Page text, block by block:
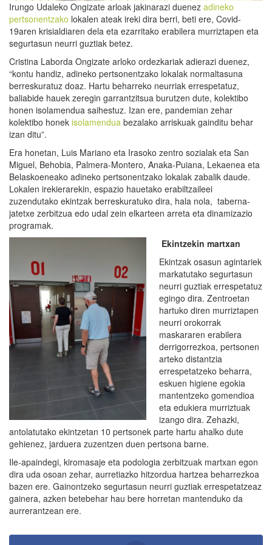
Irungo Udaleko Ongizate arloak jakinarazi duenez adineko
pertsonentzako lokalen ateak ireki dira berri, beti ere, Covid-
19aren krisialdiaren dela eta ezarritako erabilera murriztapen eta
segurtasun neurri guztiak betez.
Cristina Laborda Ongizate arloko ordezkariak adierazi duenez,
“kontu handiz, adineko pertsonentzako lokalak normaltasuna
berreskuratuz doaz. Hartu beharreko neurriak errespetatuz,
baliabide hauek zeregin garrantzitsua burutzen dute, kolektibo
honen isolamendua saihestuz. Izan ere, pandemian zehar
kolektibo honek isolamendua bezalako arriskuak gainditu behar
izan ditu”.
Era honetan, Luis Mariano eta Irasoko zentro sozialak eta San
Miguel, Behobia, Palmera-Montero, Anaka-Puiana, Lekaenea eta
Belaskoeneako adineko pertsonentzako lokalak zabalik daude.
Lokalen irekierarekin, espazio hauetako erabiltzaileei
zuzendutako ekintzak berreskuratuko dira, hala nola, taberna-
jatetxe zerbitzua edo udal zein elkarteen arreta eta dinamizazio
programak.
Ekintzekin martxan
Ekintzak osasun agintariek
markatutako segurtasun
neurri guztiak errespetatuz
egingo dira. Zentroetan
hartuko diren murriztapen
neurri orokorrak
maskararen erabilera
derrigorrezkoa, pertsonen
arteko distantzia
errespetatzeko beharra,
eskuen higiene egokia
mantentzeko gomendioa
eta edukiera murriztuak
izango dira. Zehazki,
antolatutako ekintzetan 10 pertsonek parte hartu ahalko dute
gehienez, jarduera zuzentzen duen pertsona barne.
Ile-apaindegi, kiromasaje eta podologia zerbitzuak martxan egon
dira uda osoan zehar, aurretiazko hitzordua hartzea beharrezkoa
bazen ere. Gainontzeko segurtasun neurri guztiak errespetatzeaz
gainera, azken betebehar hau bere horretan mantenduko da
aurrerantzean ere.